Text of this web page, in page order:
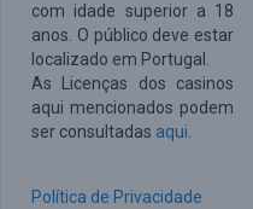
com idade superior a 18
anos. O público deve estar
localizado em Portugal.
As Licenças dos casinos
aqui mencionados podem
ser consultadas aqui
Política de Privacidade